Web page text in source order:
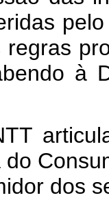
regras
à
dos